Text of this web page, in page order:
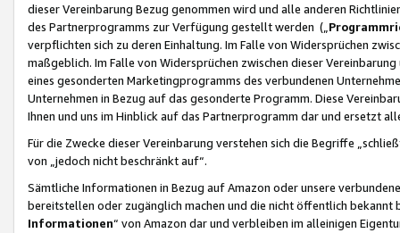
dieser Vereinbarung Bezug genommen wird und alle anderen
des Partnerprogramms zur Verfügung gestellt werden („
verpflichten sich zu deren Einhaltung. Im Falle von Widersprüchen
maßgeblich. Im Falle von Widersprüchen zwischen dieser
eines gesonderten Marketingprogramms des verbundenen
Unternehmen in Bezug auf das gesonderte Programm. Diese
Ihnen und uns im Hinblick auf das Partnerprogramm dar und ersetzt
Für die Zwecke dieser Vereinbarung verstehen sich die Begriffe
von „jedoch nicht beschränkt auf“.
Sämtliche Informationen in Bezug auf Amazon oder unsere
bereitstellen oder zugänglich machen und die nicht öffentlich
Informationen“ von Amazon dar und verbleiben im alleinigen